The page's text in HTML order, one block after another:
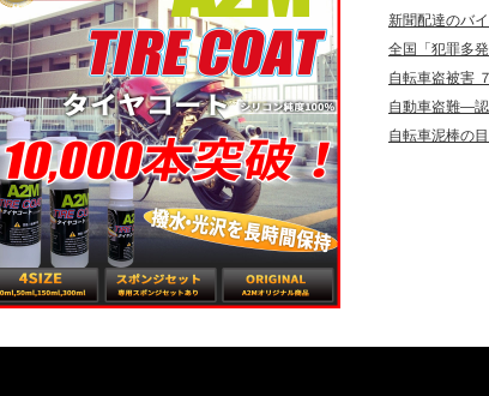
新聞配達のバ
全国「犯罪多
自転車盗被害
自動車盗難—
自転車泥棒の